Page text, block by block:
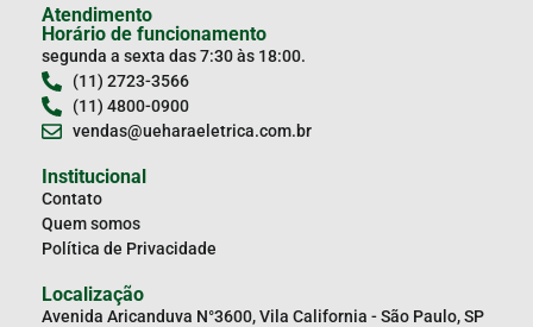
Atendimento
Horário de funcionamento
segunda a sexta das 7:30 às 18:00.
(11) 2723-3566
(11) 4800-0900
vendas@ueharaeletrica.com.br
Institucional
Contato
Quem somos
Política de Privacidade
Localização
Avenida Aricanduva N°3600, Vila California - São Paulo, SP